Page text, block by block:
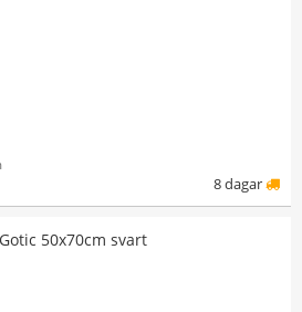
8 dagar
50x70cm svart